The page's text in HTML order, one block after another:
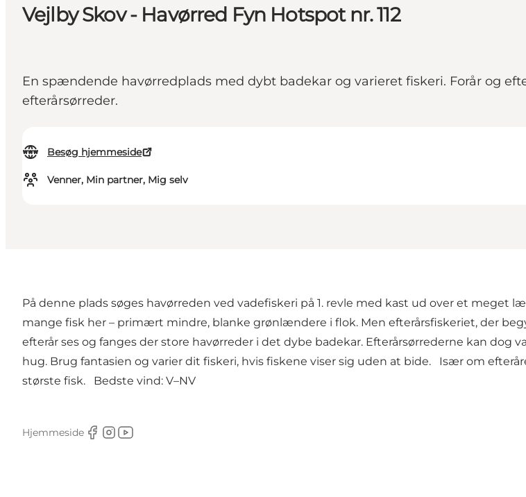
Vejlby Skov - Havørred Fyn Hotspot nr. 112
En spændende havørredplads med dybt badekar og varieret fiskeri. Forår og
efterårsørreder.
Besøg hjemmeside
Venner, Min partner, Mig selv
På denne plads søges havørreden ved vadefiskeri på 1. revle med kast ud over et meget
mange fisk her – primært mindre, blanke grønlændere i flok. Men efterårsfiskeriet, der
efterår ses og fanges der store havørreder i det dybe badekar. Efterårsørrederne kan
hug. Brug fantasien og varier dit fiskeri, hvis fiskene viser sig uden at bide. Især om
største fisk. Bedste vind: V–NV
Hjemmeside
Facebook
Instagram
Youtube